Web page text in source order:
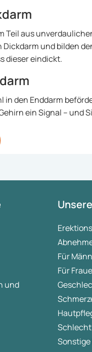
Teil aus
Dickdarm und bilden
dieser eindickt.
in den Enddarm
ein Signal – und
und
Für
Für